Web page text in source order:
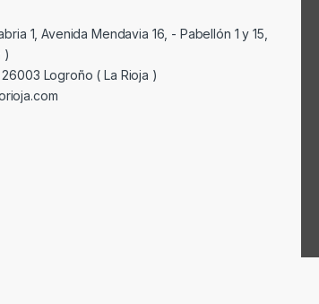
1, Avenida Mendavia 16, - Pabellón 1 y 15,
)
Logroño ( La Rioja )